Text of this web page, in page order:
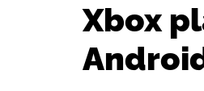
Xbox